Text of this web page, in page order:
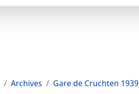
Archives Gare de Cruchten 1939